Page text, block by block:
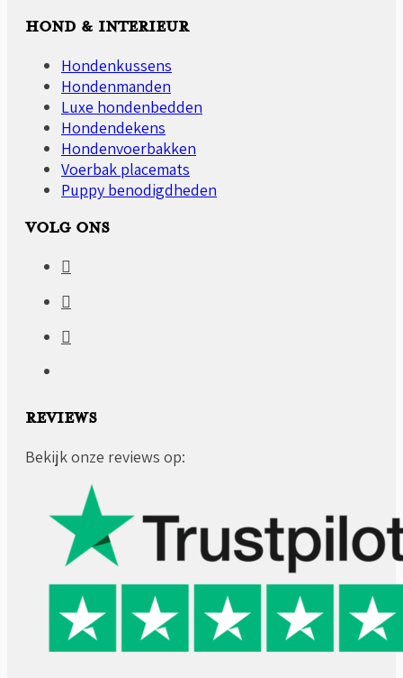
HOND & INTERIEUR
Hondenkussens
Hondenmanden
Luxe hondenbedden
Hondendekens
Hondenvoerbakken
Voerbak placemats
Puppy benodigdheden
VOLG ONS
REVIEWS
Bekijk onze reviews op: